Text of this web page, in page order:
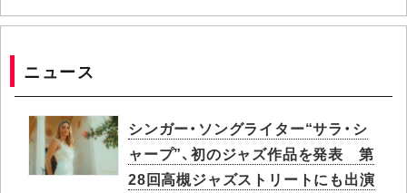
ニュース
シンガー・ソングライター“サラ・シ
ャープ”、初のジャズ作品を発表 第
28回高槻ジャズストリートにも出演